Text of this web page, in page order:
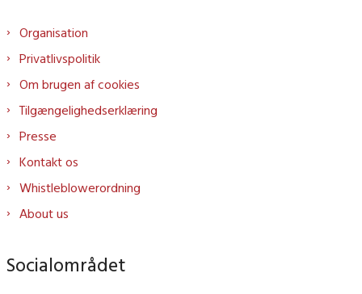
Organisation
Privatlivspolitik
Om brugen af cookies
Tilgængelighedserklæring
Presse
Kontakt os
Whistleblowerordning
About us
Socialområdet